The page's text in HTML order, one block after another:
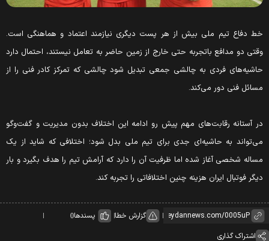
دفاع تیم ملی بیش از هر پست دیگری نیازمند اعتماد و هماهنگی است.
دو مدافع باتجربه حتی خارج از زمین حاضر به تعامل نیستند، احتمال دارد
فردی به چالشی جمعی تبدیل شود چالشی که تمرکز کادر فنی را از
فنی دور می‌کند.
آستانه رقابت‌های مهم پیش رو ادامه این اختلاف بدون مدیریت و گفت‌وگو
به حاشیه‌ای جدی برای تیم ملی بدل شود؛ اختلافی که شاید از یک
شخصی آغاز شده اما ظرفیت آن را دارد که آرامش تیم را هدف بگیرد و بار
فوتبال ایران هزینه چنین اختلافاتی را تجربه کند.
گزارش خطا پسندها0
اشتراک گذاری